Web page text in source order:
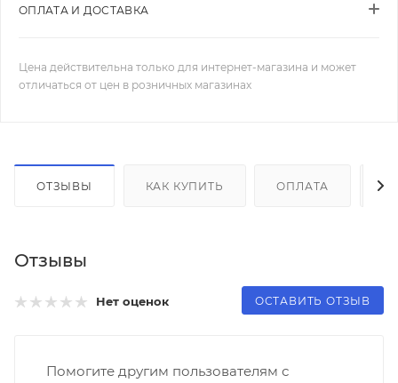
ОПЛАТА И ДОСТАВКА
Цена действительна только для интернет-магазина и может
отличаться от цен в розничных магазинах
ОТЗЫВЫ КАК КУПИТЬ ОПЛАТА
Отзывы
Нет оценок ОСТАВИТЬ ОТЗЫВ
Помогите другим пользователям с